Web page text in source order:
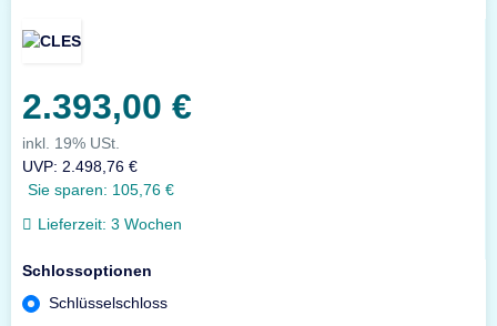
2.393,00 €
inkl. 19% USt.
UVP: 2.498,76 €
Sie sparen: 105,76 €
Lieferzeit: 3 Wochen
Schlossoptionen
Schlüsselschloss